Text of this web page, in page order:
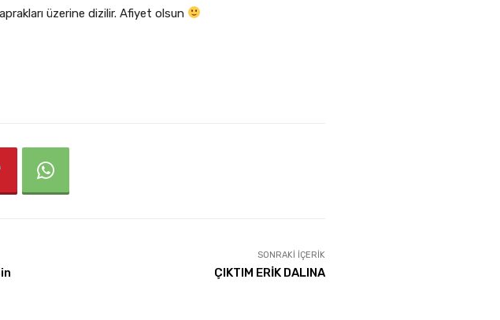
üzerine dizilir. Afiyet olsun
SONRAKI İÇERIK
ÇIKTIM ERİK DALINA